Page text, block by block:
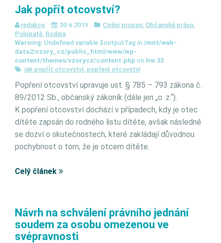
Jak popřít otcovství?
redakce 30.6.2019 Civilní proces, Občanské právo,
Polopatě, Rodina
Warning: Undefined variable $outputTag in /mnt/web-
data2/vzory_cz/public_html/www/wp-
content/themes/vzorycz/content.php on line 33
jak popřít otcovství, popření otcovství
Popření otcovství upravuje ust. § 785 – 793 zákona č.
89/2012 Sb., občanský zákoník (dále jen „o. z.“).
K popření otcovství dochází v případech, kdy je otec
dítěte zapsán do rodného listu dítěte, avšak následně
se dozví o skutečnostech, které zakládají důvodnou
pochybnost o tom, že je otcem dítěte.
Celý článek
Návrh na schválení právního jednání
soudem za osobu omezenou ve
svépravnosti